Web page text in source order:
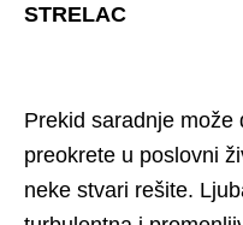
STRELAC
Prekid saradnje može
preokrete u poslovni
neke stvari rešite.